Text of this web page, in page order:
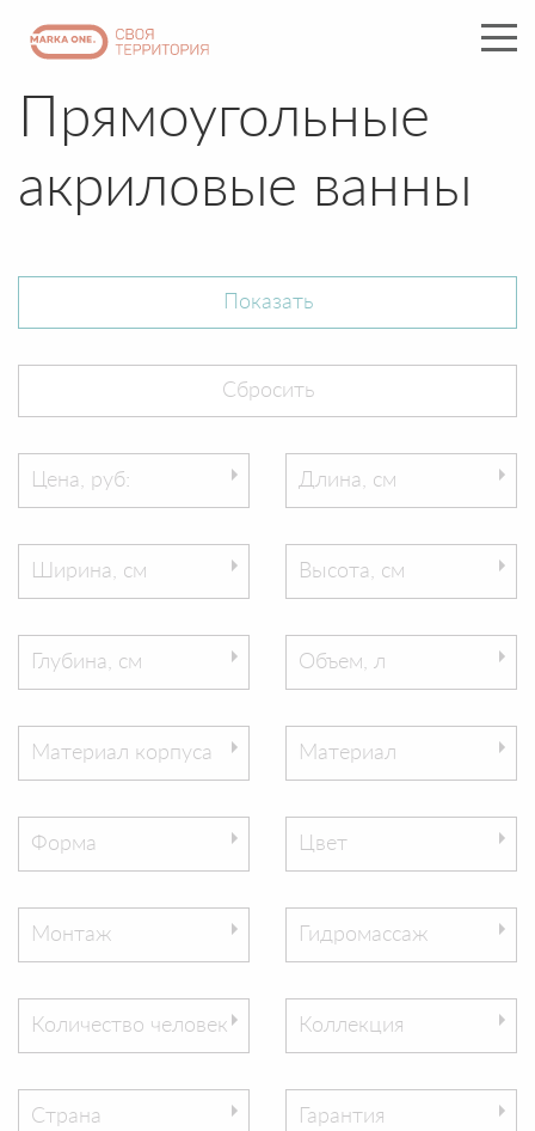
Прямоугольные
акриловые ванны
Цена, руб: Длина, см
Ширина, см Высота, см
Глубина, см Объем, л
Материал корпуса Материал
Форма Цвет
Монтаж Гидромассаж
Количество человек Коллекция
Страна
Гарантия